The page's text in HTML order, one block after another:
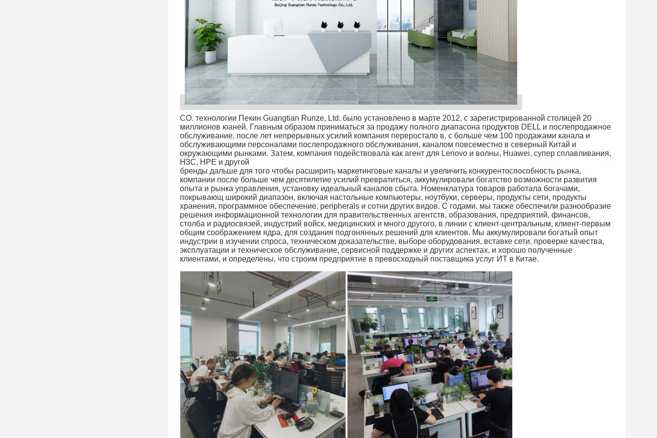
CO. технологии Пекин Guangtian Runze, Ltd. было установлено в марте 2012, с зарегистрированной столицей 20
миллионов юаней. Главным образом приниматься за продажу полного диапасона продуктов DELL и послепродажное
обслуживание, после лет непрерывных усилий компания переростало в, с больше чем 100 продажами канала и
обслуживающими персоналами послепродажного обслуживания, каналом повсеместно в северный Китай и
окружающими рынками. Затем, компания подействовала как агент для Lenovo и волны, Huawei, супер сплавливания,
H3C, HPE и другой
бренды дальше для того чтобы расширить маркетинговые каналы и увеличить конкурентоспособность рынка,
компании после больше чем десятилетие усилий превратиться, аккумулировали богатство возможности развития
опыта и рынка управления, установку идеальный каналов сбыта. Номенклатура товаров работала богачами,
покрывающ широкий диапазон, включая настольные компьютеры, ноутбуки, серверы, продукты сети, продукты
хранения, программное обеспечение, peripherals и сотни других видов. С годами, мы также обеспечили разнообразие
решения информационной технологии для правительственных агентств, образования, предприятий, финансов,
столба и радиосвязей, индустрий войск, медицинских и много другого, в линии с клиент-центральным, клиент-первым
общим соображением ядра, для создания подгонянных решений для клиентов. Мы аккумулировали богатый опыт
индустрии в изучении спроса, техническом доказательстве, выборе оборудования, вставке сети, проверке качества,
эксплуатации и техническое обслуживание, сервисной поддержке и других аспектах, и хорошо полученные
клиентами, и определены, что строим предприятие в превосходный поставщика услуг ИТ в Китае.